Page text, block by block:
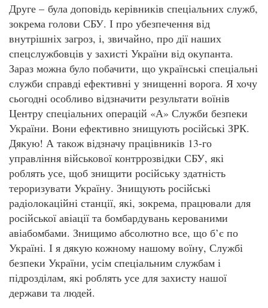
Друге – була доповідь керівників спеціальних служб,
зокрема голови СБУ. І про убезпечення від
внутрішніх загроз, і, звичайно, про дії наших
спецслужбовців у захисті України від окупанта.
Зараз можна було побачити, що українські спеціальні
служби справді ефективні у знищенні ворога. Я хочу
сьогодні особливо відзначити результати воїнів
Центру спеціальних операцій «А» Служби безпеки
України. Вони ефективно знищують російські ЗРК.
Дякую! А також відзначу працівників 13-го
управління військової контррозвідки СБУ, які
роблять усе, щоб знищити російську здатність
тероризувати Україну. Знищують російські
радіолокаційні станції, які, зокрема, працювали для
російської авіації та бомбардувань керованими
авіабомбами. Знищимо абсолютно все, що б’є по
Україні. І я дякую кожному нашому воїну, Службі
безпеки України, усім спеціальним службам і
підрозділам, які роблять усе для захисту нашої
держави та людей.